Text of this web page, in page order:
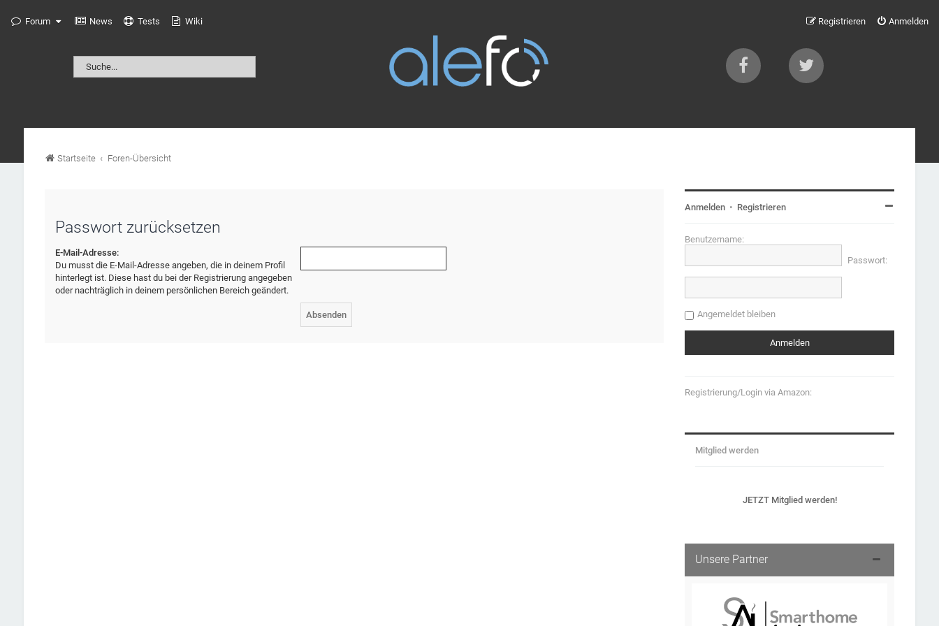
Forum News Tests Wiki Anmelden
Registrieren
Startseite Foren-Übersicht
Passwort zurücksetzen
E-Mail-Adresse:
Du musst die E-Mail-Adresse angeben, die in deinem Profil
hinterlegt ist. Diese hast du bei der Registrierung angegeben
oder nachträglich in deinem persönlichen Bereich geändert.
Anmelden • Registrieren
Benutzername:
Passwort:
Angemeldet bleiben
Registrierung/Login via Amazon:
Mitglied werden
JETZT Mitglied werden!
Unsere Partner